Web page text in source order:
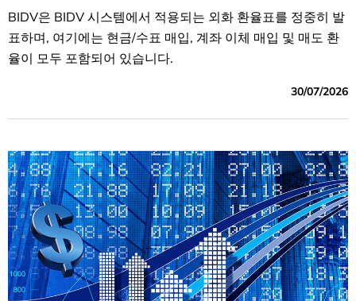
BIDV은 BIDV 시스템에서 적용되는 외화 환율표를 정중히 발
표하며, 여기에는 현금/수표 매입, 계좌 이체 매입 및 매도 환
율이 모두 포함되어 있습니다.
30/07/2026